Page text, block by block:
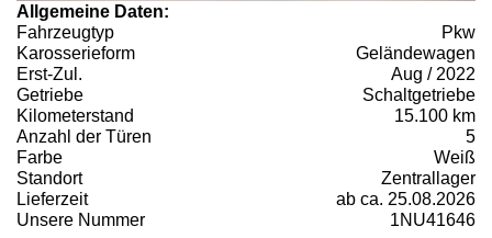
Allgemeine Daten:
Fahrzeugtyp
Pkw
Karosserieform
Geländewagen
Erst-Zul.
Aug / 2022
Getriebe
Schaltgetriebe
Kilometerstand
15.100 km
Anzahl der Türen
5
Farbe
Weiß
Standort
Zentrallager
Lieferzeit
ab ca. 25.08.2026
Unsere Nummer
1NU41646